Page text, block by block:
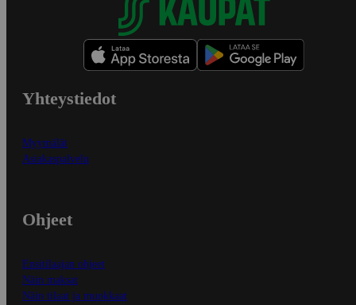
Yhteystiedot
Myymälät
Asiakaspalvelu
Ohjeet
Ensitilaajan ohjeet
Näin maksat
Näin tilaat ja muokkaat